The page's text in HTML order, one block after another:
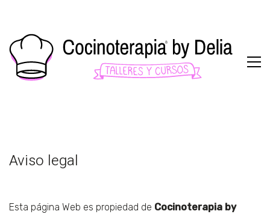
Aviso legal
Esta página Web es propiedad de Cocinoterapia by